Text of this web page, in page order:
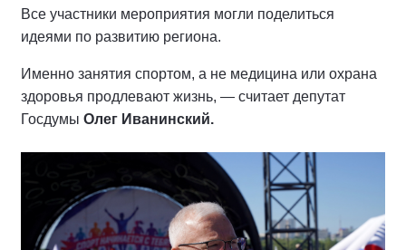
Все участники мероприятия могли поделиться
идеями по развитию региона.
Именно занятия спортом, а не медицина или охрана
здоровья продлевают жизнь, — считает депутат
Госдумы Олег Иванинский.